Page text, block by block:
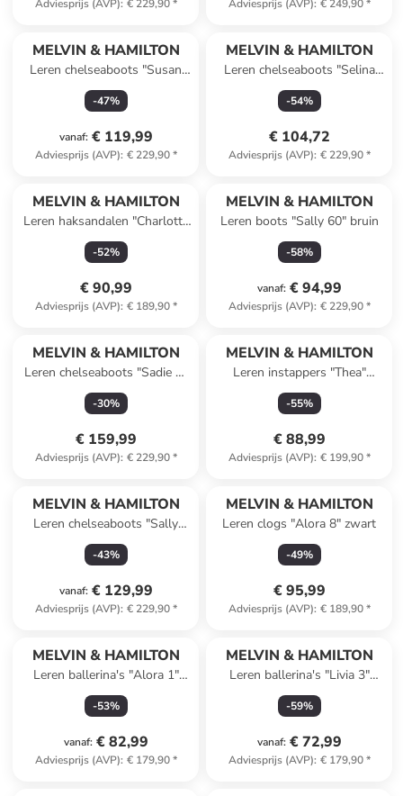
Adviesprijs (AVP): € 229,90* Adviesprijs (AVP): € 249,90*
MELVIN & HAMILTON
Leren chelseaboots "Susan
100" zwart
-47%
vanaf: € 119,99
Adviesprijs (AVP): € 229,90*
MELVIN & HAMILTON
Leren chelseaboots "Selina
29" meerkleurig
-54%
€ 104,72
Adviesprijs (AVP): € 229,90*
MELVIN & HAMILTON
Leren haksandalen "Charlotta
1" donkerbruin
-52%
€ 90,99
Adviesprijs (AVP): € 189,90*
MELVIN & HAMILTON
Leren boots "Sally 60" bruin
-58%
vanaf: € 94,99
Adviesprijs (AVP): € 229,90*
MELVIN & HAMILTON
Leren chelseaboots "Sadie 1"
lichtbruin
-30%
€ 159,99
Adviesprijs (AVP): € 229,90*
MELVIN & HAMILTON
Leren instappers "Thea"
lichtroze
-55%
€ 88,99
Adviesprijs (AVP): € 199,90*
MELVIN & HAMILTON
Leren chelseaboots "Sally
113" zwart
-43%
vanaf: € 129,99
Adviesprijs (AVP): € 229,90*
MELVIN & HAMILTON
Leren clogs "Alora 8" zwart
-49%
€ 95,99
Adviesprijs (AVP): € 189,90*
MELVIN & HAMILTON
Leren ballerina's "Alora 1"
zwart
-53%
vanaf: € 82,99
Adviesprijs (AVP): € 179,90*
MELVIN & HAMILTON
Leren ballerina's "Livia 3"
beige
-59%
vanaf: € 72,99
Adviesprijs (AVP): € 179,90*